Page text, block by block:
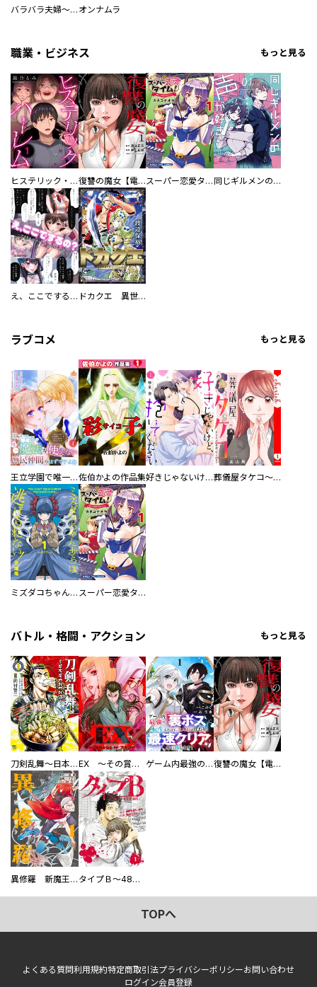
バラバラ夫婦～手足をなくした夫はまだ生きてる オンナムラ
職業・ビジネス もっと見る
ヒステリック・ハーレム～搾られる男と堕ちる女～【電子単行本版】 復讐の魔女【電子単行本版】 スーパー恋愛タイム！～現場でドＳな彼女は自宅でデレる～ 同じギルメンの声が好き
え、ここでするの？ アイドルのファンが知らない日常 ドカクエ 異世界ドカコッククエスト
ラブコメ もっと見る
王立学園で唯一魔法が使えない庶民仲間のはずですよね～実は王子様で私を溺愛しているなんて告白はやめてください～佐伯かよの作品集 好きじゃないけど、抱いてください【電子単行本版／特典おまけ付き】 葬儀屋タケコ～あなたの最期、叶えます【電子単行本版】
ミズダコちゃんからは逃げられない！ スーパー恋愛タイム！～現場でドＳな彼女は自宅でデレる～
バトル・格闘・アクション もっと見る
刀剣乱舞～日本号つれづれ酒～ EX ～その賞金稼ぎは、世界の出口を探す～【単行本版】 ゲーム内最強の『裏ボス』に転生したので、主人公の代わりに最速クリアを目指します！【電子単行本版】 復讐の魔女【電子単行本版】
異修羅 新魔王戦争 タイプＢ～48時間後、致死率100％～【単話】
TOPへ
よくある質問利用規約特定商取引法プライバシーポリシーお問い合わせ
ログイン会員登録